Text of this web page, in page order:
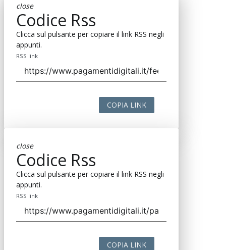
close
Codice Rss
Clicca sul pulsante per copiare il link RSS negli
appunti.
RSS link
COPIA LINK
close
Codice Rss
Clicca sul pulsante per copiare il link RSS negli
appunti.
RSS link
COPIA LINK